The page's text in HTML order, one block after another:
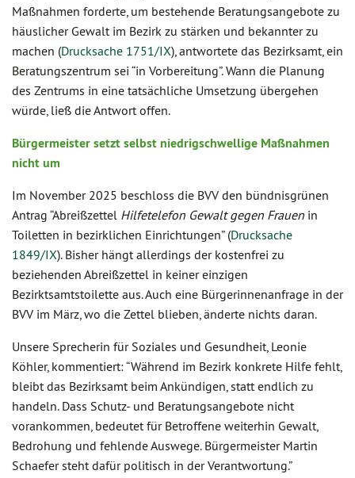
Maßnahmen forderte, um bestehende Beratungsangebote zu
häuslicher Gewalt im Bezirk zu stärken und bekannter zu
machen (Drucksache 1751/IX), antwortete das Bezirksamt, ein
Beratungszentrum sei “in Vorbereitung”. Wann die Planung
des Zentrums in eine tatsächliche Umsetzung übergehen
würde, ließ die Antwort offen.
Bürgermeister setzt selbst niedrigschwellige Maßnahmen
nicht um
Im November 2025 beschloss die BVV den bündnisgrünen
Antrag “Abreißzettel Hilfetelefon Gewalt gegen Frauen in
Toiletten in bezirklichen Einrichtungen” (Drucksache
1849/IX). Bisher hängt allerdings der kostenfrei zu
beziehenden Abreißzettel in keiner einzigen
Bezirktsamtstoilette aus. Auch eine Bürgerinnenanfrage in der
BVV im März, wo die Zettel blieben, änderte nichts daran.
Unsere Sprecherin für Soziales und Gesundheit, Leonie
Köhler, kommentiert: “Während im Bezirk konkrete Hilfe fehlt,
bleibt das Bezirksamt beim Ankündigen, statt endlich zu
handeln. Dass Schutz- und Beratungsangebote nicht
vorankommen, bedeutet für Betroffene weiterhin Gewalt,
Bedrohung und fehlende Auswege. Bürgermeister Martin
Schaefer steht dafür politisch in der Verantwortung.”